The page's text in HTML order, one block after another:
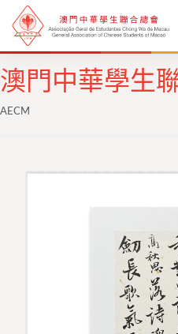
澳門中華學生
AECM